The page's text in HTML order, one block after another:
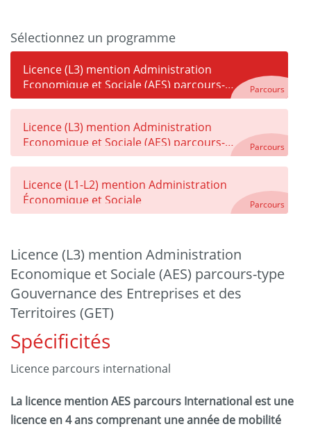
Sélectionnez un programme
Licence (L3) mention Administration
Economique et Sociale (AES) parcours-
type Gouvernance des Entreprises et des
Parcours
Licence (L3) mention Administration
Economique et Sociale (AES) parcours-
type Economie et Société (ES)
Parcours
Licence (L1-L2) mention Administration
Économique et Sociale
Parcours
Licence (L3) mention Administration
Economique et Sociale (AES) parcours-type
Gouvernance des Entreprises et des
Territoires (GET)
Spécificités
Licence parcours international
La licence mention AES parcours International est une
licence en 4 ans comprenant une année de mobilité